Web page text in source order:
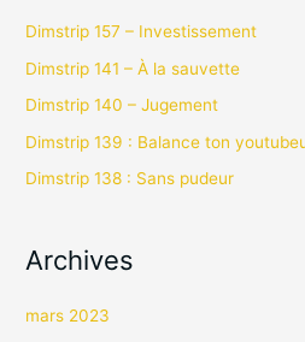
h
e
r
Dimstrip 157 – Investissement
Dimstrip 141 – À la sauvette
Dimstrip 140 – Jugement
Dimstrip 139 : Balance ton
Dimstrip 138 : Sans pudeur
Archives
mars 2023